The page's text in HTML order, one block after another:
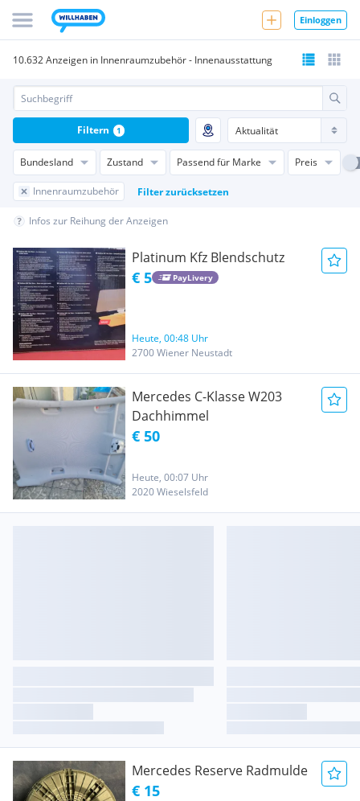
Einloggen
10.632 Anzeigen in Innenraumzubehör - Innenausstattung
Bundesland Zustand Passend für Marke Preis
Innenraumzubehör Filter zurücksetzen
Filtern 1
Infos zur Reihung der Anzeigen
Platinum Kfz Blendschutz
€ 5 PayLivery
Heute, 00:48 Uhr
2700 Wiener Neustadt
Mercedes C-Klasse W203
Dachhimmel
€ 50
Heute, 00:07 Uhr
2020 Wieselsfeld
Mercedes Reserve Radmulde
€ 15